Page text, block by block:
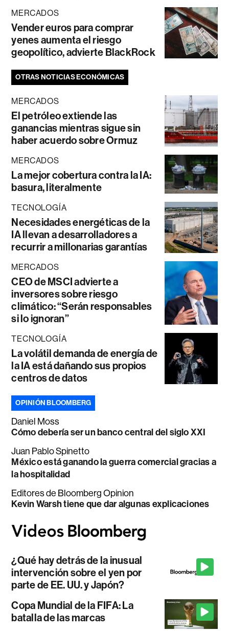
MERCADOS
Vender euros para comprar
yenes aumenta el riesgo
geopolítico, advierte BlackRock
OTRAS NOTICIAS ECONÓMICAS
MERCADOS
El petróleo extiende las
ganancias mientras sigue sin
haber acuerdo sobre Ormuz
MERCADOS
La mejor cobertura contra la IA:
basura, literalmente
TECNOLOGÍA
Necesidades energéticas de la
IA llevan a desarrolladores a
recurrir a millonarias garantías
MERCADOS
CEO de MSCI advierte a
inversores sobre riesgo
climático: “Serán responsables
si lo ignoran”
TECNOLOGÍA
La volátil demanda de energía de
la IA está dañando sus propios
centros de datos
OPINIÓN BLOOMBERG
Daniel Moss
Cómo debería ser un banco central del siglo XXI
Juan Pablo Spinetto
México está ganando la guerra comercial gracias a
la hospitalidad
Editores de Bloomberg Opinion
Kevin Warsh tiene que dar algunas explicaciones
¿Qué hay detrás de la inusual
intervención sobre el yen por
parte de EE. UU. y Japón?
Copa Mundial de la FIFA: La
batalla de las marcas